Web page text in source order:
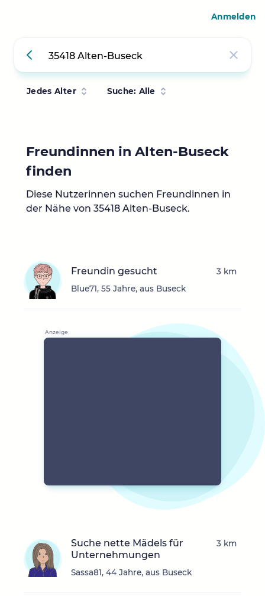
Jedes Alter Suche: Alle
Freundinnen in Alten-Buseck
finden
Diese Nutzerinnen suchen Freundinnen in
der Nähe von 35418 Alten-Buseck.
Freundin gesucht
Blue71, 55 Jahre, aus Buseck
3 km
Suche nette Mädels für
Unternehmungen
Sassa81, 44 Jahre, aus Buseck
3 km
Anmelden